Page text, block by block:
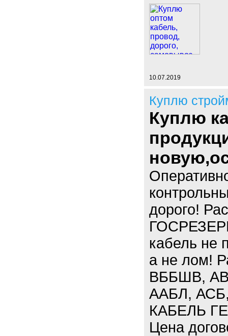
10.07.2019
Куплю
Куплю
дорого!
кабель не
а не лом!
ВББШВ,
ААБЛ,
КАБЕЛЬ
Цена